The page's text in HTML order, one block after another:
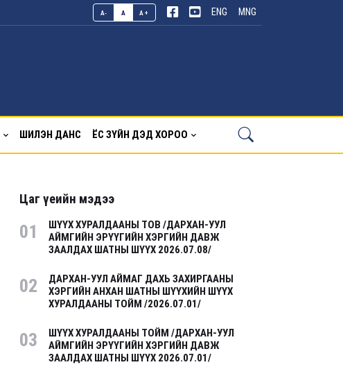
A- A A+ ENG MNG
ШИЛЭН ДАНС ЁС ЗҮЙН ДЭД ХОРОО
Цаг үеийн мэдээ
01
ШҮҮХ ХУРАЛДААНЫ ТОВ /ДАРХАН-УУЛ
АЙМГИЙН ЭРҮҮГИЙН ХЭРГИЙН ДАВЖ
ЗААЛДАХ ШАТНЫ ШҮҮХ 2026.07.08/
02
ДАРХАН-УУЛ АЙМАГ ДАХЬ ЗАХИРГААНЫ
ХЭРГИЙН АНХАН ШАТНЫ ШҮҮХИЙН ШҮҮХ
ХУРАЛДААНЫ ТОЙМ /2026.07.01/
03
ШҮҮХ ХУРАЛДААНЫ ТОЙМ /ДАРХАН-УУЛ
АЙМГИЙН ЭРҮҮГИЙН ХЭРГИЙН ДАВЖ
ЗААЛДАХ ШАТНЫ ШҮҮХ 2026.07.01/